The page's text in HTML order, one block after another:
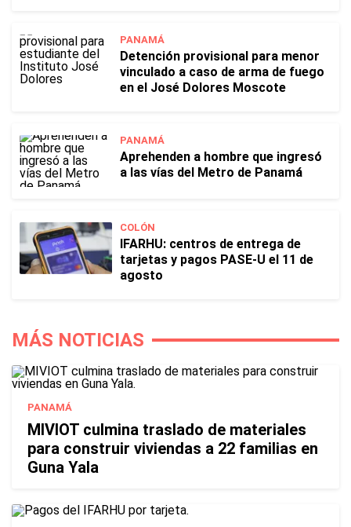
PANAMÁ
Detención provisional para menor
vinculado a caso de arma de fuego
en el José Dolores Moscote
PANAMÁ
Aprehenden a hombre que ingresó
a las vías del Metro de Panamá
COLÓN
IFARHU: centros de entrega de
tarjetas y pagos PASE-U el 11 de
agosto
MÁS NOTICIAS
PANAMÁ
MIVIOT culmina traslado de materiales
para construir viviendas a 22 familias en
Guna Yala